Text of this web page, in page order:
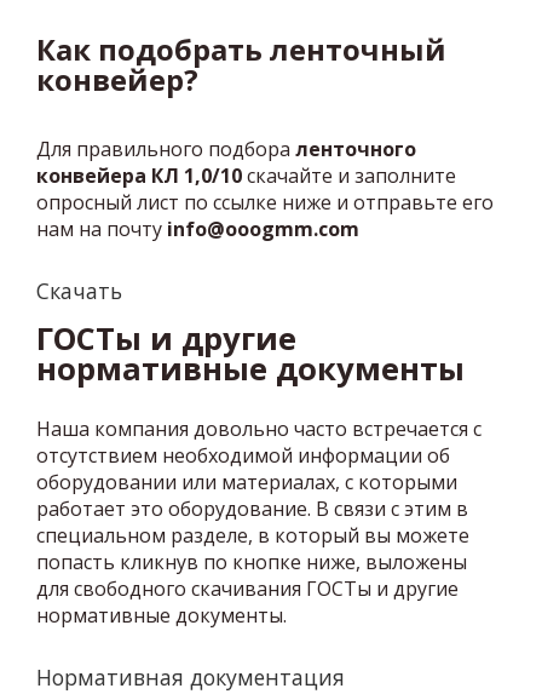
Как подобрать ленточный
конвейер?
Для правильного подбора ленточного
конвейера КЛ 1,0/10скачайте и заполните
опросный лист по ссылке ниже и отправьте его
нам на почту info@ooogmm.com
Скачать
ГОСТы и другие
нормативные документы
Наша компания довольно часто встречается с
отсутствием необходимой информации об
оборудовании или материалах, с которыми
работает это оборудование. В связи с этим в
специальном разделе, в который вы можете
попасть кликнув по кнопке ниже, выложены
для свободного скачивания ГОСТы и другие
нормативные документы.
Нормативная документация